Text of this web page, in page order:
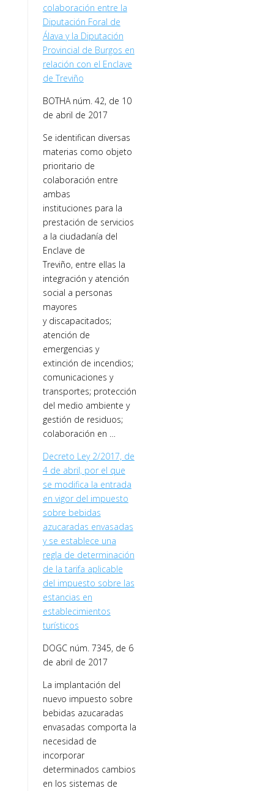
colaboración entre la
Diputación Foral de
Álava y la Diputación
Provincial de Burgos en
relación con el Enclave
de Treviño
BOTHA núm. 42, de 10
de abril de 2017
Se identifican diversas
materias como objeto
prioritario de
colaboración entre
ambas
instituciones para la
prestación de servicios
a la ciudadanía del
Enclave de
Treviño, entre ellas la
integración y atención
social a personas
mayores
y discapacitados;
atención de
emergencias y
extinción de incendios;
comunicaciones y
transportes; protección
del medio ambiente y
gestión de residuos;
colaboración en …
Decreto Ley 2/2017, de
4 de abril, por el que
se modifica la entrada
en vigor del impuesto
sobre bebidas
azucaradas envasadas
y se establece una
regla de determinación
de la tarifa aplicable
del impuesto sobre las
estancias en
establecimientos
turísticos
DOGC núm. 7345, de 6
de abril de 2017
La implantación del
nuevo impuesto sobre
bebidas azucaradas
envasadas comporta la
necesidad de
incorporar
determinados cambios
en los sistemas de